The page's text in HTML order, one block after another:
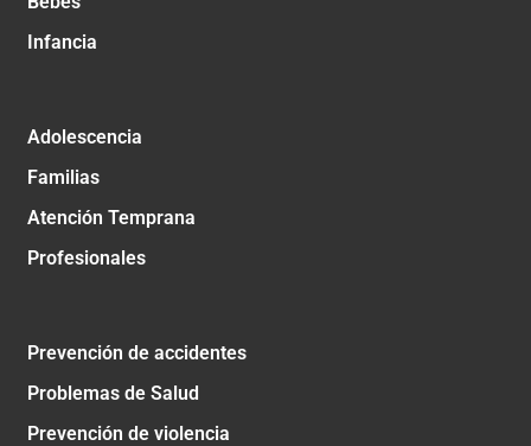
Infancia
Adolescencia
Familias
Atención Temprana
Profesionales
Prevención de accidentes
Problemas de Salud
Prevención de violencia